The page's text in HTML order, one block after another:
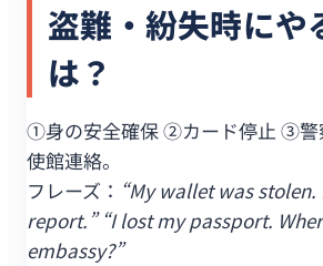
盗難・紛失時にや
は？
①身の安全確保 ②カード停止 ③
使館連絡。
フレーズ： “My wallet was
report.” “I lost my passport.
embassy?”